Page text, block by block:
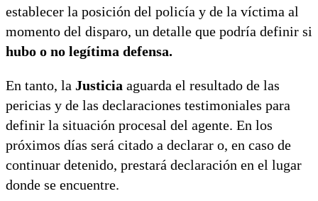
establecer la posición del policía y de la víctima al
momento del disparo, un detalle que podría definir si
hubo o no legítima defensa.
En tanto, la Justicia aguarda el resultado de las
pericias y de las declaraciones testimoniales para
definir la situación procesal del agente. En los
próximos días será citado a declarar o, en caso de
continuar detenido, prestará declaración en el lugar
donde se encuentre.